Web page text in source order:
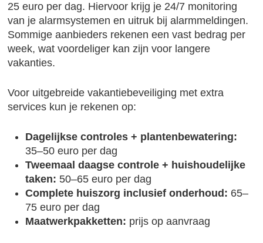
25 euro per dag. Hiervoor krijg je 24/7 monitoring
van je alarmsystemen en uitruk bij alarmmeldingen.
Sommige aanbieders rekenen een vast bedrag per
week, wat voordeliger kan zijn voor langere
vakanties.
Voor uitgebreide vakantiebeveiliging met extra
services kun je rekenen op:
Dagelijkse controles + plantenbewatering:
35–50 euro per dag
Tweemaal daagse controle + huishoudelijke
taken: 50–65 euro per dag
Complete huiszorg inclusief onderhoud: 65–
75 euro per dag
Maatwerkpakketten: prijs op aanvraag